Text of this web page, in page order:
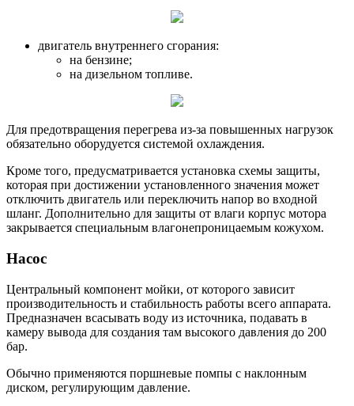
двигатель внутреннего сгорания:
на бензине;
на дизельном топливе.
Для предотвращения перегрева из-за повышенных нагрузок
обязательно оборудуется системой охлаждения.
Кроме того, предусматривается установка схемы защиты,
которая при достижении установленного значения может
отключить двигатель или переключить напор во входной
шланг. Дополнительно для защиты от влаги корпус мотора
закрывается специальным влагонепроницаемым кожухом.
Насос
Центральный компонент мойки, от которого зависит
производительность и стабильность работы всего аппарата.
Предназначен всасывать воду из источника, подавать в
камеру вывода для создания там высокого давления до 200
бар.
Обычно применяются поршневые помпы с наклонным
диском, регулирующим давление.